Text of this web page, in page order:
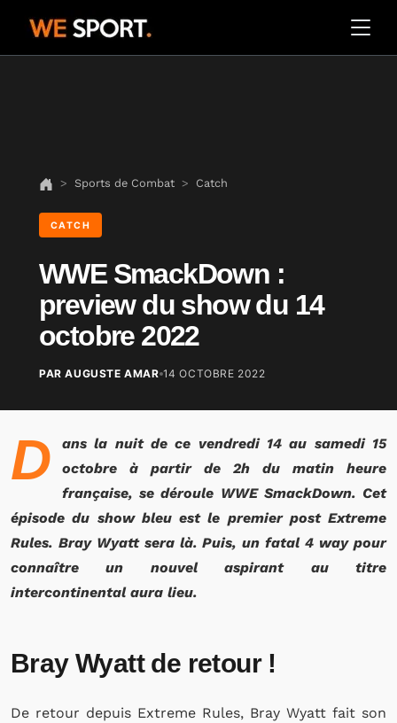
Sports de Combat Catch
CATCH
WWE SmackDown :
preview du show du 14
octobre 2022
PAR AUGUSTE AMAR 14 OCTOBRE 2022
D
ans la nuit de ce vendredi 14 au samedi 15
octobre à partir de 2h du matin heure
française, se déroule WWE SmackDown. Cet
épisode du show bleu est le premier post Extreme
Rules. Bray Wyatt sera là. Puis, un fatal 4 way pour
connaître un nouvel aspirant au titre
intercontinental aura lieu.
Bray Wyatt de retour !
De retour depuis Extreme Rules, Bray Wyatt fait son